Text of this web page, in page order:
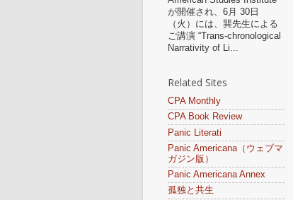
が開催され、6月 30日
（火）には、巽先生による
ご講演 “Trans-chronological
Narrativity of Li...
Related Sites
CPA Monthly
CPA Book Review
Panic Literati
Panic Americana（ウェブマ
ガジン版）
Panic Americana Annex
孤独と共生